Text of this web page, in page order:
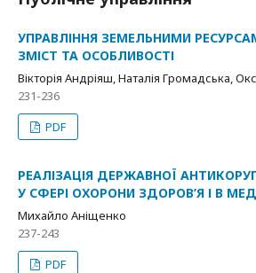
УПРАВЛІННЯ ЗЕМЕЛЬНИМИ
ЗМІСТ ТА ОСОБЛИВОСТІ
Вікторія Андріяш, Наталія Громадська,
231-236
PDF
РЕАЛІЗАЦІЯ ДЕРЖАВНОЇ
У СФЕРІ ОХОРОНИ ЗДОРОВ’Я І В
Михайло Аніщенко
237-243
PDF